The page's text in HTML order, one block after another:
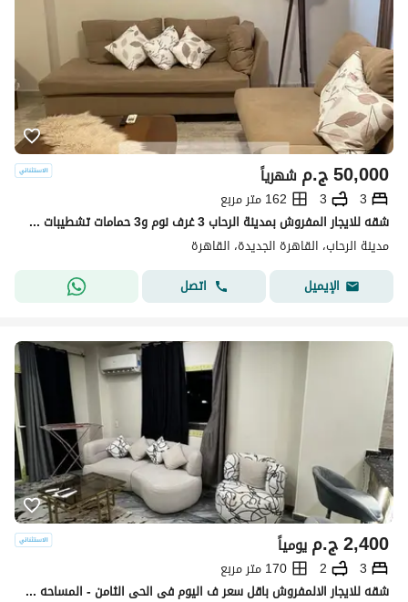
ج.م50,000 شهرياً
3
3
162 متر مربع
شقه للايجار المفروش بمدينة الرحاب 3 غرف نوم و3 حمامات تشطيبات خاصه فرش مودرن واضائات حديثه الشقه دور رابع باسانسير
مدينة الرحاب، القاهرة الجديدة، القاهرة
الإيميل
اتصل
ج.م2,400 يومياً
3
2
170 متر مربع
شقه للايجار الالمفروش باقل سعر ف اليوم فى الحى الثامن - المساحه 170م - الشيخ زايد Al Sheikh Zayed